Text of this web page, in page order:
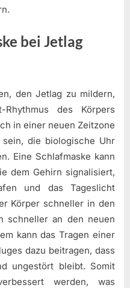
bei Jetlag
den Jetlag zu mildern,
des Körpers
in einer neuen Zeitzone
die biologische Uhr
Eine Schlafmaske kann
dem Gehirn signalisiert,
und das Tageslicht
Körper schneller in den
schneller an den neuen
kann das Tragen einer
dazu beitragen, dass
ungestört bleibt. Somit
werden, was